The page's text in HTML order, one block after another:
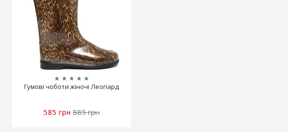
★ ★ ★ ★ ★
Гумові чоботи жіночі Леопард
585 грн 885 грн